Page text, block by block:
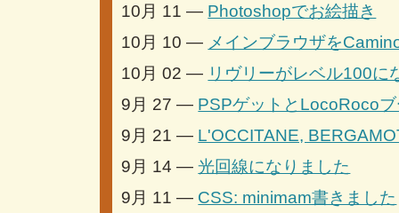
10月 11 — Photoshopでお絵描き
10月 10 — メインブラウザを
10月 02 — リヴリーがレベル100に
9月 27 — PSPゲットとLocoRoco
9月 21 — L'OCCITANE,
9月 14 —光回線になりました
9月 11 — CSS: minimam書きました